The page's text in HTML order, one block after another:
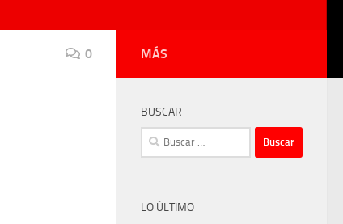
0 MÁS
BUSCAR
Buscar:
LO ÚLTIMO